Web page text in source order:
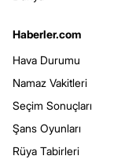
Haberler.com
Hava Durumu
Namaz Vakitleri
Seçim Sonuçları
Şans Oyunları
Rüya Tabirleri